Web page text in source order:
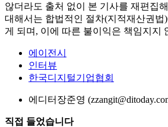
않더라도 출처 없이 본 기사를 재편집
대해서는 합법적인 절차(지적재산권법
게 되며, 이에 따른 불이익은 책임지지
에이전시
인터뷰
한국디지털기업협회
에디터 장준영
직접 들었습니다